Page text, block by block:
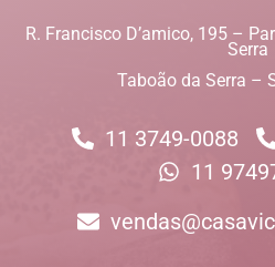
R. Francisco D’amico, 195 –
Serra
Taboão da Serra –
11 3749-0088
11